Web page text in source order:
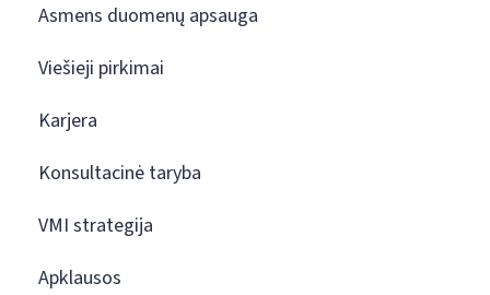
Asmens duomenų apsauga
Viešieji pirkimai
Karjera
Konsultacinė taryba
VMI strategija
Apklausos